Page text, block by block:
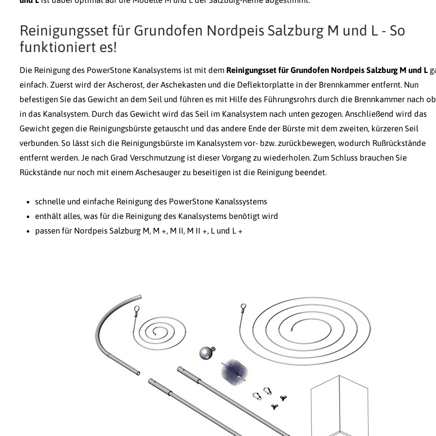
Reinigungsset für Grundofen Nordpeis Salzburg M und L - So
funktioniert es!
Die Reinigung des PowerStone Kanalsystems ist mit dem Reinigungsset für Grundofen Nordpeis Salzburg M und L
einfach. Zuerst wird der Ascherost, der Aschekasten und die Deflektorplatte in der Brennkammer entfernt. Nun
befestigen Sie das Gewicht an dem Seil und führen es mit Hilfe des Führungsrohrs durch die Brennkammer nach
in das Kanalsystem. Durch das Gewicht wird das Seil im Kanalsystem nach unten gezogen. Anschließend wird das
Gewicht gegen die Reinigungsbürste getauscht und das andere Ende der Bürste mit dem zweiten, kürzeren Seil
verbunden. So lässt sich die Reinigungsbürste im Kanalsystem vor- bzw. zurückbewegen, wodurch Rußrückstände
entfernt werden. Je nach Grad Verschmutzung ist dieser Vorgang zu wiederholen. Zum Schluss brauchen Sie
Rückstände nur noch mit einem Aschesauger zu beseitigen ist die Reinigung beendet.
schnelle und einfache Reinigung des PowerStone Kanalssystems
enthält alles, was für die Reinigung des Kanalsystems benötigt wird
passen für Nordpeis Salzburg M, M +, M II, M II +, L und L +